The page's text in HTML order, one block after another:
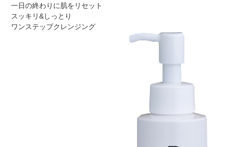
一日の終わりに肌をリセット
スッキリ&しっとり
ワンステップクレンジング